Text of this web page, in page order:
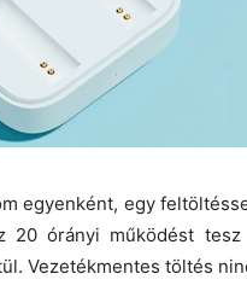
egyenként, egy
20 órányi működést
Vezetékmentes töltés